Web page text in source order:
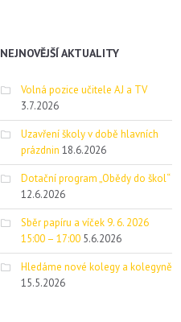
NEJNOVĚJŠÍ AKTUALITY
Volná pozice učitele AJ a TV
3.7.2026
Uzavření školy v době hlavních
prázdnin 18.6.2026
Dotační program „Obědy do škol“
12.6.2026
Sběr papíru a víček 9. 6. 2026
15:00 – 17:00 5.6.2026
Hledáme nové kolegy a kolegyně
15.5.2026